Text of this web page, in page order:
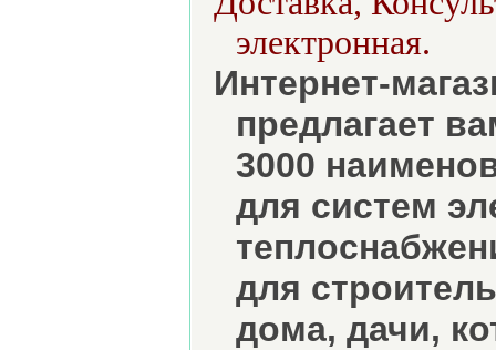
электронная.
Интернет-
предлагает
3000
для систем
для
дома, дачи,